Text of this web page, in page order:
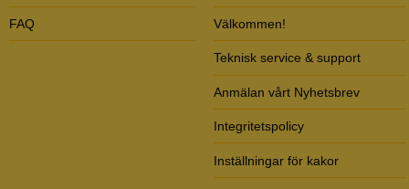
FAQ Välkommen!
Teknisk service & support
Anmälan vårt Nyhetsbrev
Integritetspolicy
Inställningar för kakor